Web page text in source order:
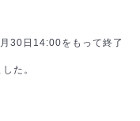
30日14:00をもって終了
た。